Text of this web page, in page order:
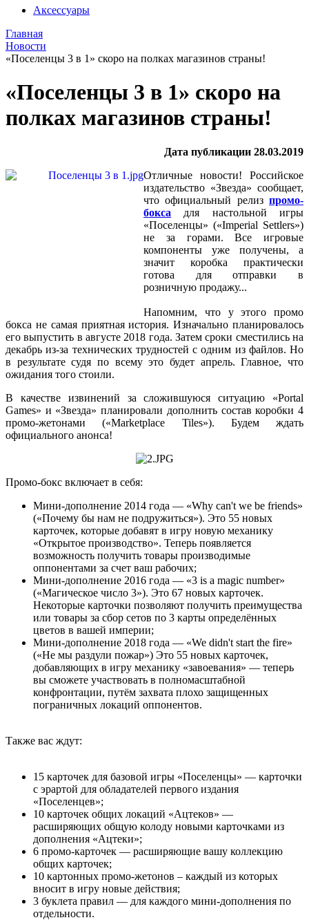
Аксессуары
Главная
Новости
«Поселенцы 3 в 1» скоро на полках магазинов страны!
«Поселенцы 3 в 1» скоро на
полках магазинов страны!
Дата публикации 28.03.2019
Отличные новости! Российское
издательство «Звезда» сообщает,
что официальный релиз промо-
бокса для настольной игры
«Поселенцы» («Imperial Settlers»)
не за горами. Все игровые
компоненты уже получены, а
значит коробка практически
готова для отправки в
розничную продажу...
Напомним, что у этого промо
бокса не самая приятная история. Изначально планировалось
его выпустить в августе 2018 года. Затем сроки сместились на
декабрь из-за технических трудностей с одним из файлов. Но
в результате судя по всему это будет апрель. Главное, что
ожидания того стоили.
В качестве извинений за сложившуюся ситуацию «Portal
Games» и «Звезда» планировали дополнить состав коробки 4
промо-жетонами («Marketplace Tiles»). Будем ждать
официального анонса!
Промо-бокс включает в себя:
Мини-дополнение 2014 года — «Why can't we be friends»
(«Почему бы нам не подружиться»). Это 55 новых
карточек, которые добавят в игру новую механику
«Открытое производство». Теперь появляется
возможность получить товары производимые
оппонентами за счет ваш рабочих;
Мини-дополнение 2016 года — «3 is a magic number»
(«Магическое число 3»). Это 67 новых карточек.
Некоторые карточки позволяют получить преимущества
или товары за сбор сетов по 3 карты определённых
цветов в вашей империи;
Мини-дополнение 2018 года — «We didn't start the fire»
(«Не мы раздули пожар») Это 55 новых карточек,
добавляющих в игру механику «завоевания» — теперь
вы сможете участвовать в полномасштабной
конфронтации, путём захвата плохо защищенных
пограничных локаций оппонентов.
Также вас ждут:
15 карточек для базовой игры «Поселенцы» — карточки
с эрартой для обладателей первого издания
«Поселенцев»;
10 карточек общих локаций «Ацтеков» —
расширяющих общую колоду новыми карточками из
дополнения «Ацтеки»;
6 промо-карточек — расширяющие вашу коллекцию
общих карточек;
10 картонных промо-жетонов – каждый из которых
вносит в игру новые действия;
3 буклета правил — для каждого мини-дополнения по
отдельности.